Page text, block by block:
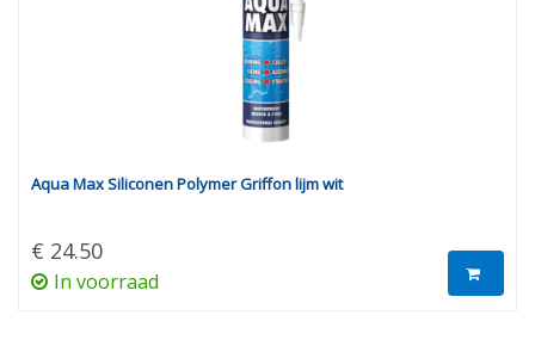
Aqua Max Siliconen Polymer Griffon lijm wit
€ 24.50
In voorraad